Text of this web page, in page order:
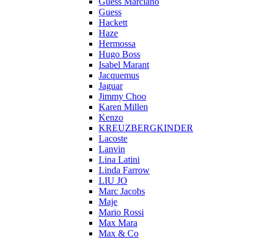
Guess
Hackett
Haze
Hermossa
Hugo Boss
Isabel Marant
Jacquemus
Jaguar
Jimmy Choo
Karen Millen
Kenzo
KREUZBERGKINDER
Lacoste
Lanvin
Lina Latini
Linda Farrow
LIU JO
Marc Jacobs
Maje
Mario Rossi
Max Mara
Max & Co